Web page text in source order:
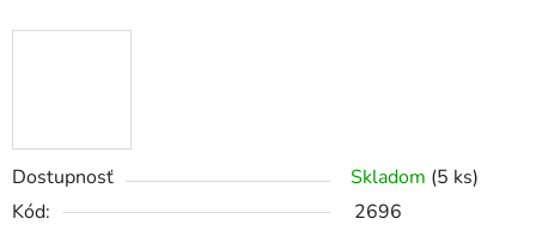
Dostupnosť Skladom (5 ks)
Kód:
2696